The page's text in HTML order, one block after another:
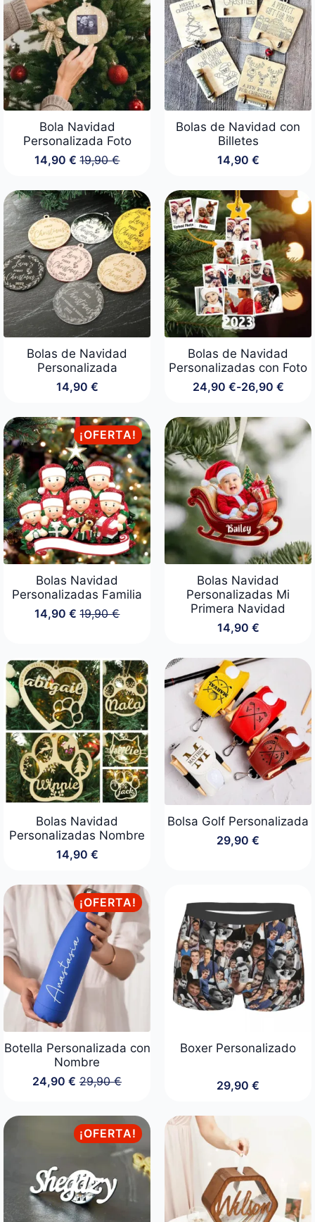
Bola Navidad
Personalizada Foto
19,90€
El
original
era:
19,90 €.
14,90 € El
actual
es:
14,90 €.
Bolas de Navidad con
Billetes
14,90 €
Bolas de Navidad
Personalizada
14,90 €
Bolas de Navidad
Personalizadas con Foto
24,90 €-26,90 €
Rango
precios:
desde
24,90 €
hasta
26,90 €
¡OFERTA!
Bolas Navidad
Personalizadas Familia
19,90€
El
era:
19,90 €.
14,90 € El
es:
14,90 €.
Bolas Navidad
Personalizadas Mi
Primera Navidad
14,90 €
Bolas Navidad
Personalizadas Nombre
14,90 €
Bolsa Golf Personalizada
29,90 €
¡OFERTA!
Botella Personalizada con
Nombre
29,90€
El
original
era:
29,90 €.
24,90€ El
actual
es:
24,90 €.
Boxer Personalizado
29,90 €
¡OFERTA!